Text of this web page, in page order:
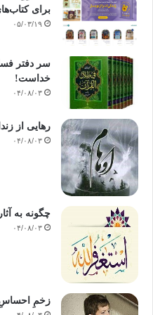
وام و بخشش دریافت کنند و تا زمانی
ادامه خواهد داشت. ما نه تنها از
نسبت خودمان را با آدم نیز فراموش
آموخت و او را بر زمین فرو فرستاد،
عرق جبین خود، آبادش کند.
آوریم، هنگامی که از ناحیه ی دینی
چه خواهد بود؟آیا رویکردهای فکری ما
___________________
ناروئی / انتشارات: نشر احسان-1382
مسلمانان مسلمان عقب
برای
۰۵/۰۳/۱۹
سر دفتر
خداست‌!
۰۴/۰۸/۰۳
رهایی از
۰۴/۰۸/۰۳
چگونه به
۰۴/۰۸/۰۳
زخمِ احساسِ